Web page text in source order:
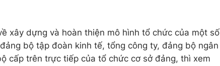
xây dựng và hoàn thiện mô hình tổ chức của một số
bộ tập đoàn kinh tế, tổng công ty, đảng bộ ngân
cấp trên trực tiếp của tổ chức cơ sở đảng, thì xem